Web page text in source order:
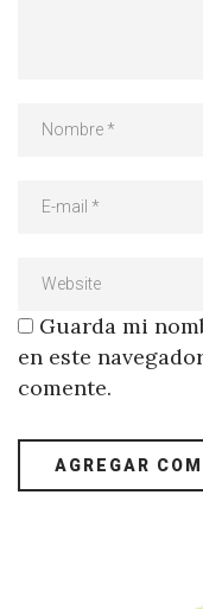
Guarda mi
en este
comente.